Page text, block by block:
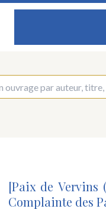
[Paix de Vervins
Complainte des